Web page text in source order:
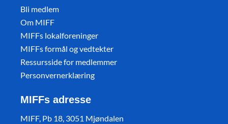
Bli medlem
Om MIFF
MIFFs lokalforeninger
MIFFs formål og vedtekter
Ressursside for medlemmer
Personvernerklæring
MIFFs adresse
MIFF, Pb 18, 3051 Mjøndalen